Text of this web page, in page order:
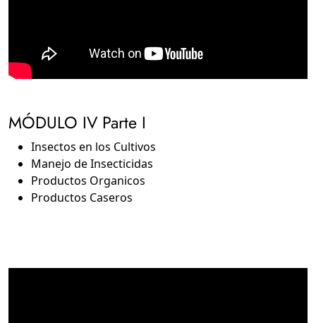
MÓDULO IV Parte I
Insectos en los Cultivos
Manejo de Insecticidas
Productos Organicos
Productos Caseros